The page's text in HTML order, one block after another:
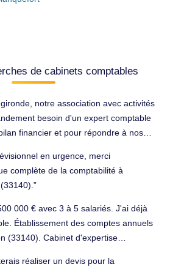
de cabinets comptables
notre association avec activités
besoin d'un expert comptable
financier et pour répondre à nos
naviguons à vu. Merci par avance.
annuels à Villenave-d'Ornon
en urgence, merci
complète de la comptabilité à
000 € avec 3 à 5 salariés. J'ai déjà
Établissement des comptes annuels
(33140). Cabinet d'expertise
réaliser un devis pour la